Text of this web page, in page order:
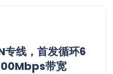
专线，首发循环6
带宽